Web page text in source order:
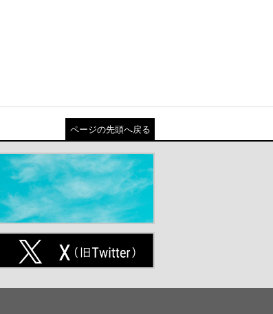
ページの先頭へ戻る
X(旧Twitter)（別ウインドウが開
きます）